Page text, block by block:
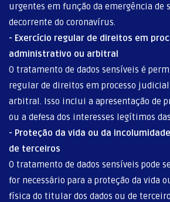
urgentes em função da emergência de
decorrente do coronavírus.
- Exercício regular de direitos em
administrativo ou arbitral
O tratamento de dados sensíveis é
regular de direitos em processo
arbitral. Isso inclui a apresentação de
ou a defesa dos interesses legítimos
- Proteção da vida ou da
de terceiros
O tratamento de dados sensíveis pode
for necessário para a proteção da vida
física do titular dos dados ou de